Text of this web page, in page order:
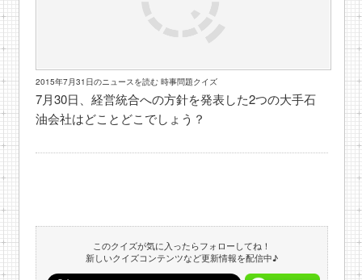
2015年7月31日のニュースを読む 時事問題クイズ
7月30日、経営統合への方針を発表した2つの大手石
油会社はどことどこでしょう？
このクイズが気に入ったらフォローしてね！
新しいクイズコンテンツなど更新情報を配信中♪